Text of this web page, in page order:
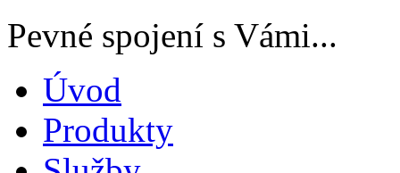
Pevné spojení s Vámi...
Úvod
Produkty